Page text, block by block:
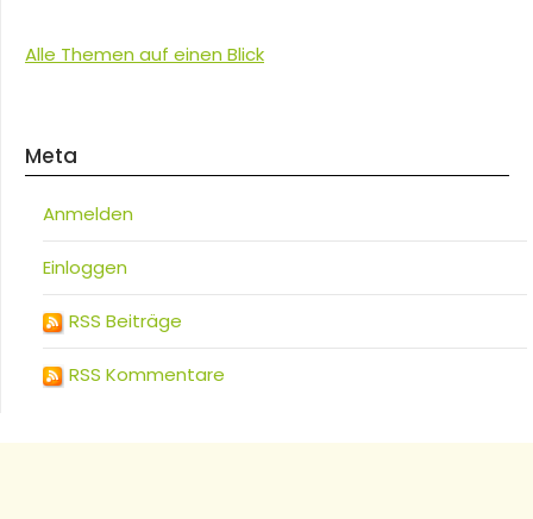
Alle Themen auf einen Blick
Meta
Anmelden
Einloggen
RSS Beiträge
RSS Kommentare